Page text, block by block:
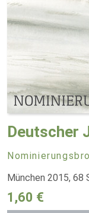
Deutscher
München 2015, 68
1,60 €